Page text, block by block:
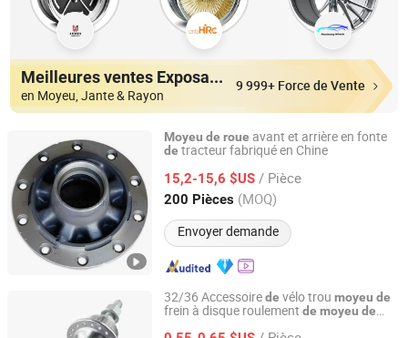
Meilleures ventes Exposants
en Moyeu, Jante & Rayon
9 999+ Force de Vente
Moyeu de roue avant et arrière en fonte
de tracteur fabriqué en Chine
15,2-15,6 $US / Pièce
200 Pièces (MOQ)
Envoyer demande
Qingdao Seger Industrial Co., Ltd.
Shandong, China Depuis 2014
32/36 Accessoirede vélo trou moyeu de
frein à disque roulement de moyeu de
Hebei Hongchi Bicycles Co., Ltd